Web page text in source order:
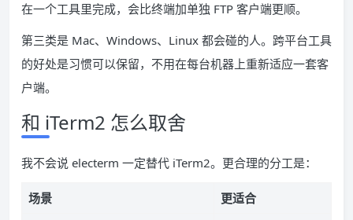
在一个工具里完成，会比终端加单独 FTP 客户端更顺。
第三类是 Mac、Windows、Linux 都会碰的人。跨平台工具
的好处是习惯可以保留，不用在每台机器上重新适应一套客
户端。
和 iTerm2 怎么取舍
我不会说 electerm 一定替代 iTerm2。更合理的分工是：
场景
更适合